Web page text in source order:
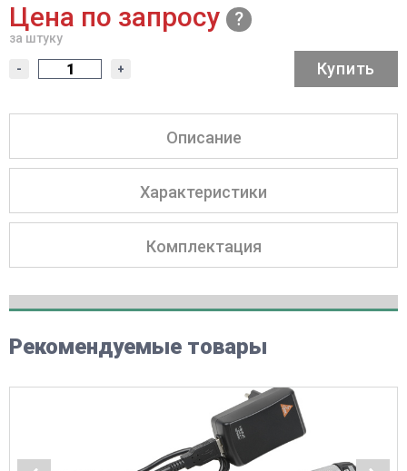
Цена по запросу
за штуку
- + Купить
Описание
Характеристики
Комплектация
Рекомендуемые товары